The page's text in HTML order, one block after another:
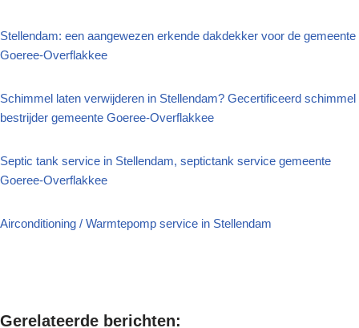
Stellendam: een aangewezen erkende dakdekker voor de gemeente
Goeree-Overflakkee
Schimmel laten verwijderen in Stellendam? Gecertificeerd schimmel
bestrijder gemeente Goeree-Overflakkee
Septic tank service in Stellendam, septictank service gemeente
Goeree-Overflakkee
Airconditioning / Warmtepomp service in Stellendam
Gerelateerde berichten: